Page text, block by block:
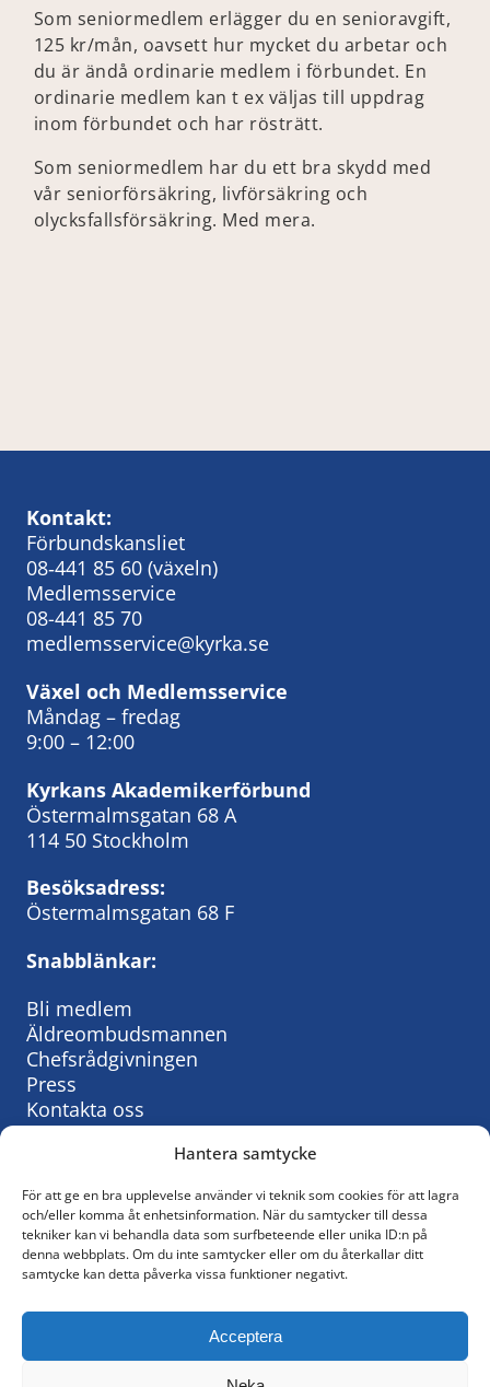
Hantera samtycke
För att ge en bra upplevelse använder vi teknik som cookies för att lagra
och/eller komma åt enhetsinformation. När du samtycker till dessa
tekniker kan vi behandla data som surfbeteende eller unika ID:n på
denna webbplats. Om du inte samtycker eller om du återkallar ditt
samtycke kan detta påverka vissa funktioner negativt.
Acceptera
Som seniormedlem erlägger du en senioravgift,
125 kr/mån, oavsett hur mycket du arbetar och
du är ändå ordinarie medlem i förbundet. En
ordinarie medlem kan t ex väljas till uppdrag
inom förbundet och har rösträtt.
Som seniormedlem har du ett bra skydd med
vår seniorförsäkring, livförsäkring och
olycksfallsförsäkring. Med mera.
Kontakt:
Förbundskansliet
08‑441 85 60 (växeln)
Medlemsservice
08-441 85 70
medlemsservice@kyrka.se
Växel och Medlemsservice
Måndag – fredag
9:00 – 12:00
Kyrkans Akademikerförbund
Östermalmsgatan 68 A
114 50 Stockholm
Besöksadress:
Östermalmsgatan 68 F
Snabblänkar:
Bli medlem
Äldreombudsmannen
Chefsrådgivningen
Press
Kontakta oss
Så behandlar vi personuppgifter:
KyrkAs personuppgiftspolicy
Följ oss på Facebook